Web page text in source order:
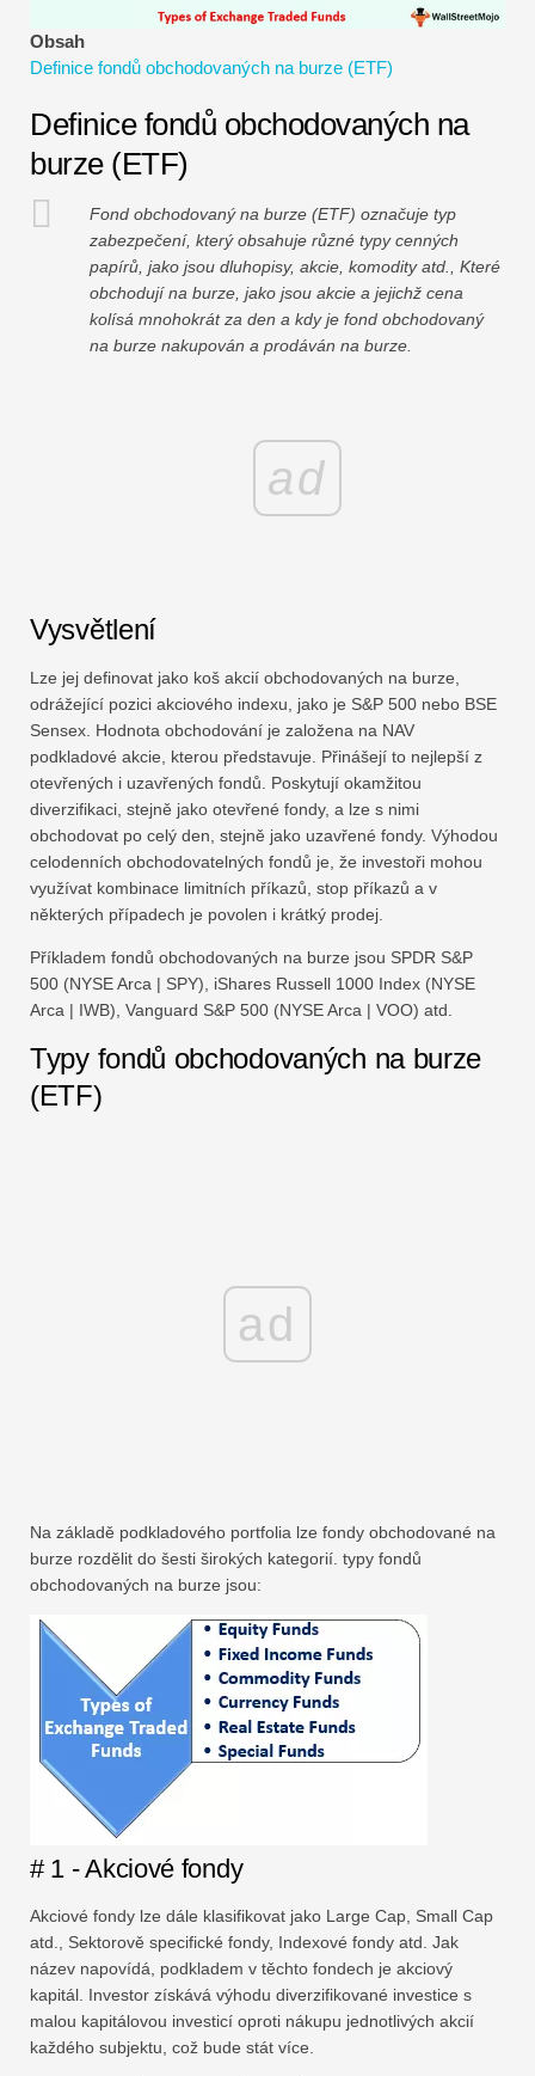
Návody k finančnímu modelování
Plná forma
Výukové programy pro řízení rizik
Obsah
Definice fondů obchodovaných na burze (ETF)
Definice fondů obchodovaných na
burze (ETF)
Fond obchodovaný na burze (ETF) označuje typ
zabezpečení, který obsahuje různé typy cenných
papírů, jako jsou dluhopisy, akcie, komodity atd., Které
obchodují na burze, jako jsou akcie a jejichž cena
kolísá mnohokrát za den a kdy je fond obchodovaný
na burze nakupován a prodáván na burze.
ad
Vysvětlení
Lze jej definovat jako koš akcií obchodovaných na burze,
odrážející pozici akciového indexu, jako je S&P 500 nebo BSE
Sensex. Hodnota obchodování je založena na NAV
podkladové akcie, kterou představuje. Přinášejí to nejlepší z
otevřených i uzavřených fondů. Poskytují okamžitou
diverzifikaci, stejně jako otevřené fondy, a lze s nimi
obchodovat po celý den, stejně jako uzavřené fondy. Výhodou
celodenních obchodovatelných fondů je, že investoři mohou
využívat kombinace limitních příkazů, stop příkazů a v
některých případech je povolen i krátký prodej.
Příkladem fondů obchodovaných na burze jsou SPDR S&P
500 (NYSE Arca | SPY), iShares Russell 1000 Index (NYSE
Arca | IWB), Vanguard S&P 500 (NYSE Arca | VOO) atd.
Typy fondů obchodovaných na burze
(ETF)
ad
Na základě podkladového portfolia lze fondy obchodované na
burze rozdělit do šesti širokých kategorií. typy fondů
obchodovaných na burze jsou:
# 1 - Akciové fondy
Akciové fondy lze dále klasifikovat jako Large Cap, Small Cap
atd., Sektorově specifické fondy, Indexové fondy atd. Jak
název napovídá, podkladem v těchto fondech je akciový
kapitál. Investor získává výhodu diverzifikované investice s
malou kapitálovou investicí oproti nákupu jednotlivých akcií
každého subjektu, což bude stát více.